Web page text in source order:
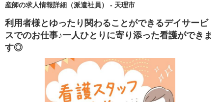
産師の求人情報詳細（派遣社員） - 天理市
利用者様とゆったり関わることができるデイサービ
スでのお仕事♪一人ひとりに寄り添った看護ができま
す◎